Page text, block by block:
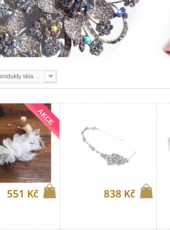
Nejprve produkty skladem
551 Kč
AKCE
838 Kč